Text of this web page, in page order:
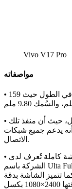
Vivo V17 Pro
مواصفاته
• يبلغ وزنه حوالي 201.8 جم وأبعاده تتشكل في الطول حيث 159
• يتميز الهاتف بإمكانية تزويده بشريحتين اتصال، حيث أن منفذ تلك
يدعم جميع شبكات
الاتصال.
• أما بالنسبة للشاشة فقد تم تزويده بشاشة كاملة تُعرف لدى
الشركة باسم Ulta Full View TM، وهي من نوع Super AMOLED،
حوالي 6.44 إنش، كما تتميز الشاشة بدقة